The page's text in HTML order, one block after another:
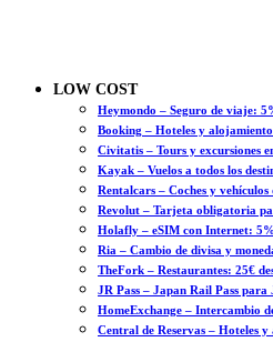
LOW COST
Heymondo – Seguro de viaje:
Booking – Hoteles y
Civitatis – Tours y excursiones
Kayak – Vuelos a todos los
Rentalcars – Coches y vehículos
Revolut – Tarjeta obligatoria
Holafly – eSIM con Internet:
Ria – Cambio de divisa y
TheFork – Restaurantes: 25€
JR Pass – Japan Rail Pass para
HomeExchange – Intercambio
Central de Reservas – Hoteles